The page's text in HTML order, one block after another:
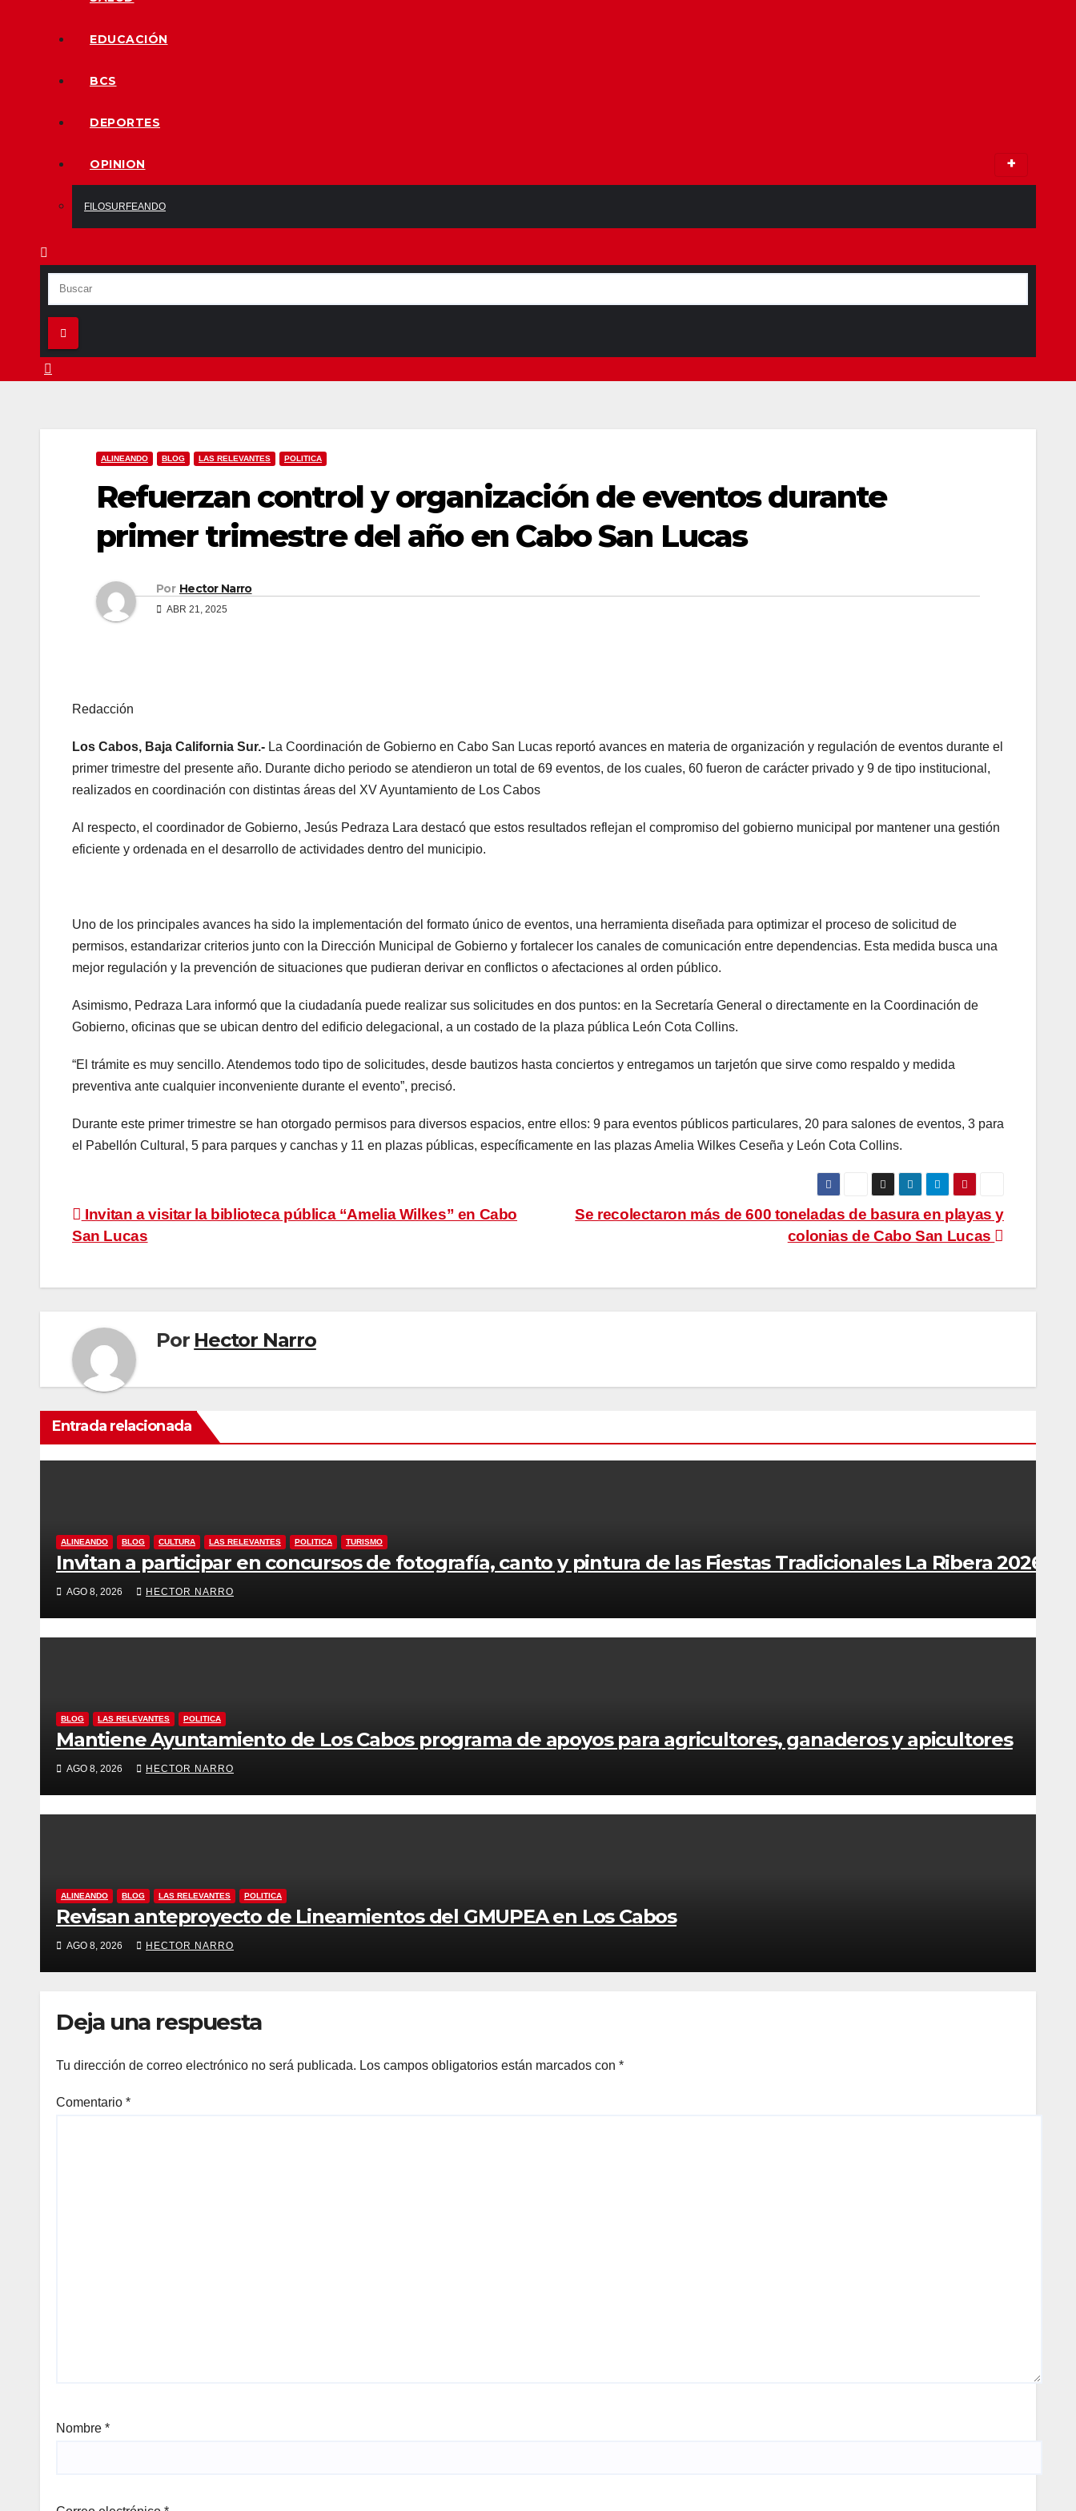
EDUCACIÓN
BCS
DEPORTES
OPINION
FILOSURFEANDO
ALINEANDO BLOG LAS RELEVANTES POLITICA
Refuerzan control y organización de eventos durante
primer trimestre del año en Cabo San Lucas
Por Hector Narro
ABR 21, 2025
Redacción
Los Cabos, Baja California Sur.- La Coordinación de Gobierno en Cabo San Lucas reportó avances en materia de organización y regulación de eventos durante el
primer trimestre del presente año. Durante dicho periodo se atendieron un total de 69 eventos, de los cuales, 60 fueron de carácter privado y 9 de tipo institucional,
realizados en coordinación con distintas áreas del XV Ayuntamiento de Los Cabos
Al respecto, el coordinador de Gobierno, Jesús Pedraza Lara destacó que estos resultados reflejan el compromiso del gobierno municipal por mantener una gestión
eficiente y ordenada en el desarrollo de actividades dentro del municipio.
Uno de los principales avances ha sido la implementación del formato único de eventos, una herramienta diseñada para optimizar el proceso de solicitud de
permisos, estandarizar criterios junto con la Dirección Municipal de Gobierno y fortalecer los canales de comunicación entre dependencias. Esta medida busca una
mejor regulación y la prevención de situaciones que pudieran derivar en conflictos o afectaciones al orden público.
Asimismo, Pedraza Lara informó que la ciudadanía puede realizar sus solicitudes en dos puntos: en la Secretaría General o directamente en la Coordinación de
Gobierno, oficinas que se ubican dentro del edificio delegacional, a un costado de la plaza pública León Cota Collins.
“El trámite es muy sencillo. Atendemos todo tipo de solicitudes, desde bautizos hasta conciertos y entregamos un tarjetón que sirve como respaldo y medida
preventiva ante cualquier inconveniente durante el evento”, precisó.
Durante este primer trimestre se han otorgado permisos para diversos espacios, entre ellos: 9 para eventos públicos particulares, 20 para salones de eventos, 3 para
el Pabellón Cultural, 5 para parques y canchas y 11 en plazas públicas, específicamente en las plazas Amelia Wilkes Ceseña y León Cota Collins.
Navegación
de
entradas
Se recolectaron más de 600 toneladas de basura en playas y
colonias de Cabo San Lucas
Invitan a visitar la biblioteca pública “Amelia Wilkes” en Cabo
San Lucas
Por Hector Narro
Entrada relacionada
ALINEANDO BLOG CULTURA LAS RELEVANTES POLITICA TURISMO
Invitan a participar en concursos de fotografía, canto y pintura de las Fiestas Tradicionales La Ribera 2026
AGO 8, 2026 HECTOR NARRO
BLOG LAS RELEVANTES POLITICA
Mantiene Ayuntamiento de Los Cabos programa de apoyos para agricultores, ganaderos y apicultores
AGO 8, 2026 HECTOR NARRO
ALINEANDO BLOG LAS RELEVANTES POLITICA
Revisan anteproyecto de Lineamientos del GMUPEA en Los Cabos
AGO 8, 2026 HECTOR NARRO
Deja una respuesta
Tu dirección de correo electrónico no será publicada. Los campos obligatorios están marcados con *
Comentario *
Nombre *